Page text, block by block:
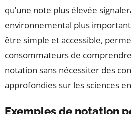
qu’une note plus élevée
environnemental plus
être simple et accessible,
consommateurs de
notation sans nécessiter des
approfondies sur les sciences